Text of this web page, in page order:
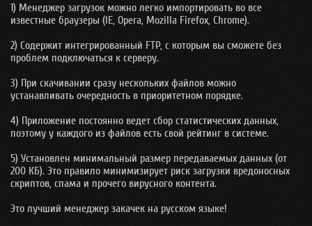
1) Менеджер загрузок можно легко импортировать во все
известные браузеры (IE, Opera, Mozilla Firefox, Chrome).
2) Содержит интегрированный FTP, с которым вы сможете без
проблем подключаться к серверу.
3) При скачивании сразу нескольких файлов можно
устанавливать очередность в приоритетном порядке.
4) Приложение постоянно ведет сбор статистических данных,
поэтому у каждого из файлов есть свой рейтинг в системе.
5) Установлен минимальный размер передаваемых данных (от
200 КБ). Это правило минимизирует риск загрузки вредоносных
скриптов, спама и прочего вирусного контента.
Это лучший менеджер закачек на русском языке!